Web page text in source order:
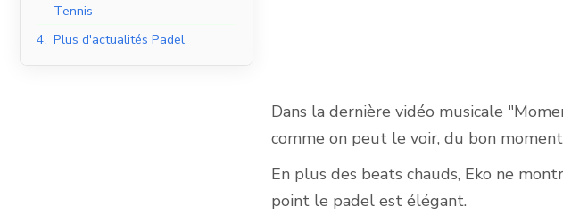
Tennis
4. Plus d'actualités Padel
Dans la dernière vidéo musicale
comme on peut le voir, du bon
En plus des beats chauds, Eko ne
point le padel est élégant.
salle
extérieur